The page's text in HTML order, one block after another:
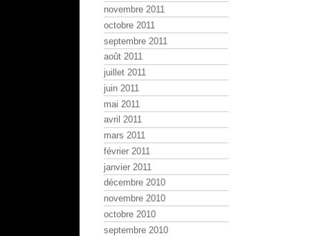
novembre 2011
octobre 2011
septembre 2011
août 2011
juillet 2011
juin 2011
mai 2011
avril 2011
mars 2011
février 2011
janvier 2011
décembre 2010
novembre 2010
octobre 2010
septembre 2010